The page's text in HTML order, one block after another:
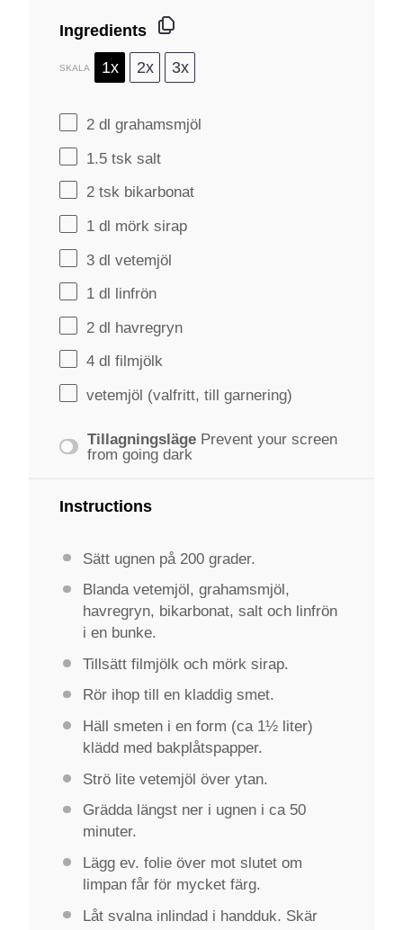
Ingredients
SKALA 1x 2x 3x
2 dl grahamsmjöl
1.5 tsk salt
2 tsk bikarbonat
1 dl mörk sirap
3 dl vetemjöl
1 dl linfrön
2 dl havregryn
4 dl filmjölk
vetemjöl (valfritt, till garnering)
Tillagningsläge Prevent your screen
from going dark
Instructions
Sätt ugnen på 200 grader.
Blanda vetemjöl, grahamsmjöl,
havregryn, bikarbonat, salt och linfrön
i en bunke.
Tillsätt filmjölk och mörk sirap.
Rör ihop till en kladdig smet.
Häll smeten i en form (ca 1½ liter)
klädd med bakplåtspapper.
Strö lite vetemjöl över ytan.
Grädda längst ner i ugnen i ca 50
minuter.
Lägg ev. folie över mot slutet om
limpan får för mycket färg.
Låt svalna inlindad i handduk. Skär